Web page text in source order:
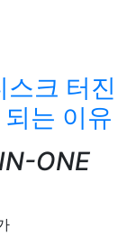
크 터진
는 이유
ONE